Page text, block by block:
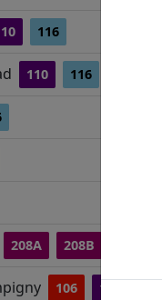
116
110 116
208A 208B
106 110